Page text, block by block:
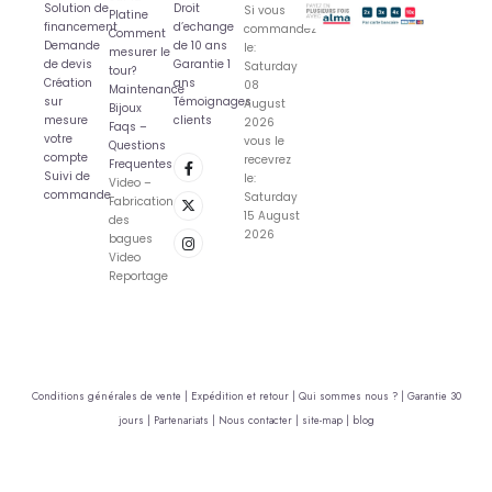
Solution de
financement
Demande
de devis
Création
sur
mesure
votre
compte
Suivi de
commande
Platine
Comment
mesurer le
tour?
Maintenance
Bijoux
Faqs –
Questions
Frequentes
Video –
Fabrication
des
bagues
Video
Reportage
Droit
d’echange
de 10 ans
Garantie 1
ans
Témoignages
clients
Si vous
commandez
le:
Saturday
08
August
2026
vous le
recevrez
le:
Saturday
15 August
2026
Conditions générales de vente | Expédition et retour | Qui sommes nous ? | Garantie 30
jours | Partenariats | Nous contacter | site-map | blog